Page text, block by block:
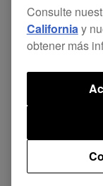
El DDJ-SB
Consulte
California y
obtener más